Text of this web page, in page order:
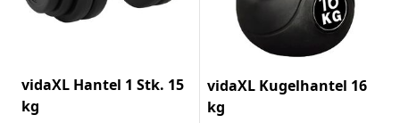
vidaXL Hantel 1 Stk. 15
kg
vidaXL Kugelhantel 16
kg